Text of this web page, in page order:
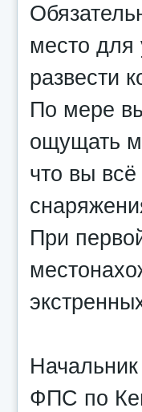
место для
развести
По мере
ощущать
что вы
При
ФПС по